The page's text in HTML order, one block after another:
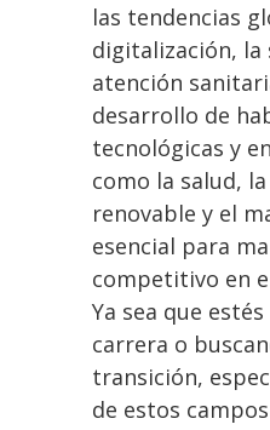
las tendencias
digitalización, la
atención
desarrollo de
tecnológicas y
como la salud,
renovable y el
esencial para
competitivo en
Ya sea que
carrera o
transición,
de estos